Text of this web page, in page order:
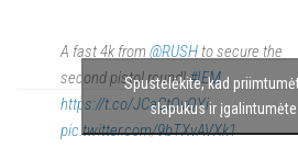
A fast 4k from@RUSH to secure the
second pistol round!#IEM
https://t.co/JCaCtOvQYi
pic.twitter.com/9bTXvAVXk1
Spustelėkite, kad
slapukus ir